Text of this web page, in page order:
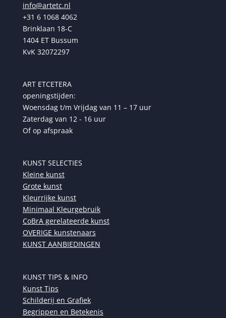
info@artetc.nl
+31 6 1068 4062
Brinklaan 18-C
1404 ET Bussum
KvK 32072297
ART ETCETERA
openingstijden:
Woensdag t/m Vrijdag van 11 – 17 uur
Zaterdag van 12 - 16 uur
Of op afspraak
KUNST SELECTIES
Kleine kunst
Grote kunst
Kleurrijke kunst
Minimaal Kleurgebruik
CoBrA gerelateerde kunst
OVERIGE kunstenaars
KUNST AANBIEDINGEN
KUNST TIPS & INFO
Kunst Tips
Schilderij en Grafiek
Begrippen en Betekenis